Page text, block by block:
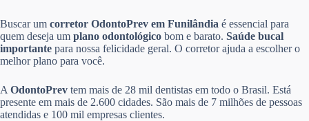
Buscar um corretor OdontoPrev em Funilândia é essencial para
quem deseja um plano odontológico bom e barato. Saúde bucal
importante para nossa felicidade geral. O corretor ajuda a escolher o
melhor plano para você.
A OdontoPrev tem mais de 28 mil dentistas em todo o Brasil. Está
presente em mais de 2.600 cidades. São mais de 7 milhões de pessoas
atendidas e 100 mil empresas clientes.